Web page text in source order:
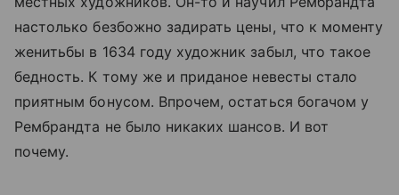
настолько безбожно задирать цены, что к моменту
женитьбы в 1634 году художник забыл, что такое
бедность. К тому же и приданое невесты стало
приятным бонусом. Впрочем, остаться богачом у
Рембрандта не было никаких шансов. И вот
почему.